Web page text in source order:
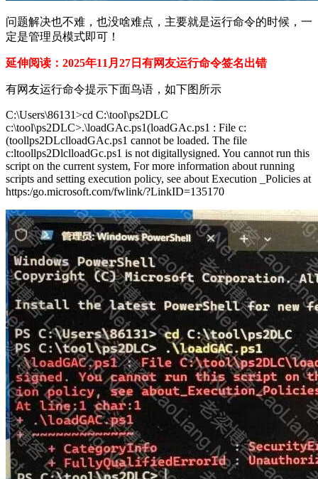
问题解决也不难，也没啥难点，主要就是运行命令的时候，一
定是管理员模式即可！
延伸阅读：2025年11月27日有网友运行命令签名出错
有网友运行命令提示下面鸟语，如下图所示
C:\Users\86131>cd C:\tool\ps2DLC
c:\tool\ps2DLC>.\loadGAc.ps1(loadGAc.ps1 : File c:
(toollps2DLclloadGAc.ps1 cannot be loaded. The file
c:ltoollps2DlclloadGc.ps1 is not digitallysigned. You cannot run this
script on the current system, For more information about running
scripts and setting execution policy, see about Execution _Policies at
https:/go.microsoft.com/fwlink/?LinkID=135170